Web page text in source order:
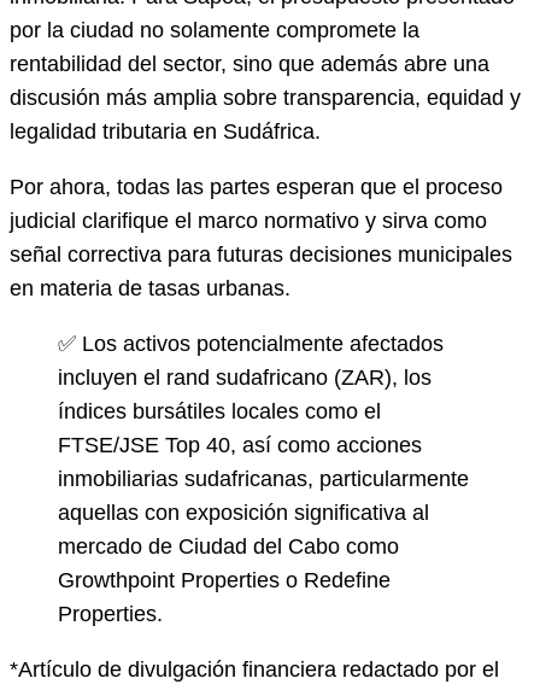
por la ciudad no solamente compromete la
rentabilidad del sector, sino que además abre una
discusión más amplia sobre transparencia, equidad y
legalidad tributaria en Sudáfrica.
Por ahora, todas las partes esperan que el proceso
judicial clarifique el marco normativo y sirva como
señal correctiva para futuras decisiones municipales
en materia de tasas urbanas.
✅ Los activos potencialmente afectados
incluyen el rand sudafricano (ZAR), los
índices bursátiles locales como el
FTSE/JSE Top 40, así como acciones
inmobiliarias sudafricanas, particularmente
aquellas con exposición significativa al
mercado de Ciudad del Cabo como
Growthpoint Properties o Redefine
Properties.
*Artículo de divulgación financiera redactado por el